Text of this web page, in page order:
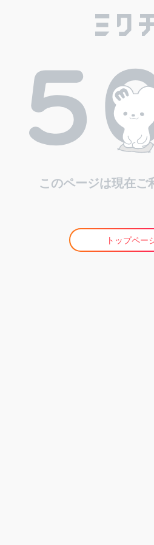
このページは現在ご